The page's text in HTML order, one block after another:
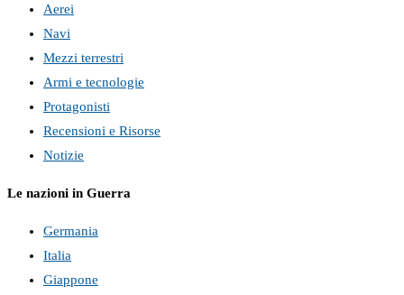
Aerei
Navi
Mezzi terrestri
Armi e tecnologie
Protagonisti
Recensioni e Risorse
Notizie
Le nazioni in Guerra
Germania
Italia
Giappone